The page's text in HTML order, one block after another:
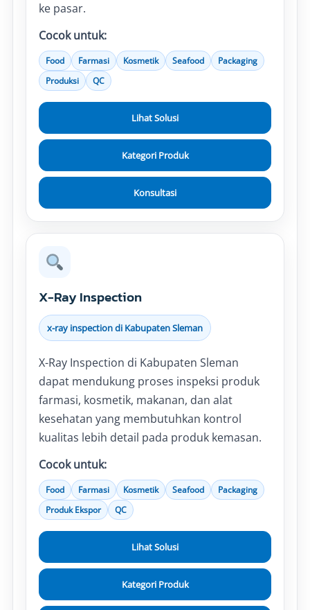
ke pasar.
Cocok untuk:
Food Farmasi Kosmetik Seafood
Packaging
Produksi
QC
Lihat Solusi
Kategori Produk
Konsultasi
X-Ray Inspection
x-ray inspection di Kabupaten Sleman
X-Ray Inspection di Kabupaten Sleman
dapat mendukung proses inspeksi produk
farmasi, kosmetik, makanan, dan alat
kesehatan yang membutuhkan kontrol
kualitas lebih detail pada produk kemasan.
Cocok untuk:
Food Farmasi Kosmetik Seafood
Packaging
Produk Ekspor
QC
Lihat Solusi
Kategori Produk